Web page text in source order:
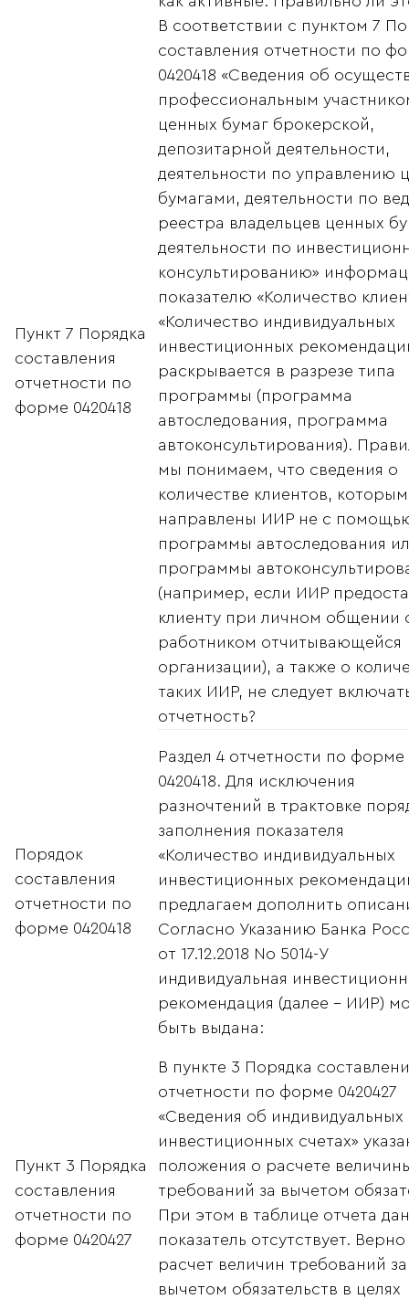
Пункт 7 Порядка
составления
отчетности по
форме 0420418
В соответствии с пунктом 7
составления отчетности по
0420418 «Сведения об
профессиональным
ценных бумаг брокерской,
депозитарной деятельности,
деятельности по управлению
бумагами, деятельности по
реестра владельцев ценных
деятельности по
консультированию»
показателю «Количество
«Количество индивидуальных
инвестиционных
раскрывается в разрезе типа
программы (программа
автоследования, программа
автоконсультирования).
мы понимаем, что сведения о
количестве клиентов, которым
направлены ИИР не с
программы автоследования
программы
(например, если ИИР
клиенту при личном общении
работником отчитывающейся
организации), а также о
таких ИИР, не следует
отчетность?
Порядок
составления
отчетности по
форме 0420418
Раздел 4 отчетности по форме
0420418. Для исключения
разночтений в трактовке
заполнения показателя
«Количество индивидуальных
инвестиционных
предлагаем дополнить
Согласно Указанию Банка
от 17.12.2018 No 5014-У
индивидуальная
рекомендация (далее - ИИР)
быть выдана:
Пункт 3 Порядка
составления
отчетности по
форме 0420427
В пункте 3 Порядка
отчетности по форме 0420427
«Сведения об индивидуальных
инвестиционных счетах»
положения о расчете
требований за вычетом
При этом в таблице отчета
показатель отсутствует.
расчет величин требований за
вычетом обязательств в целях